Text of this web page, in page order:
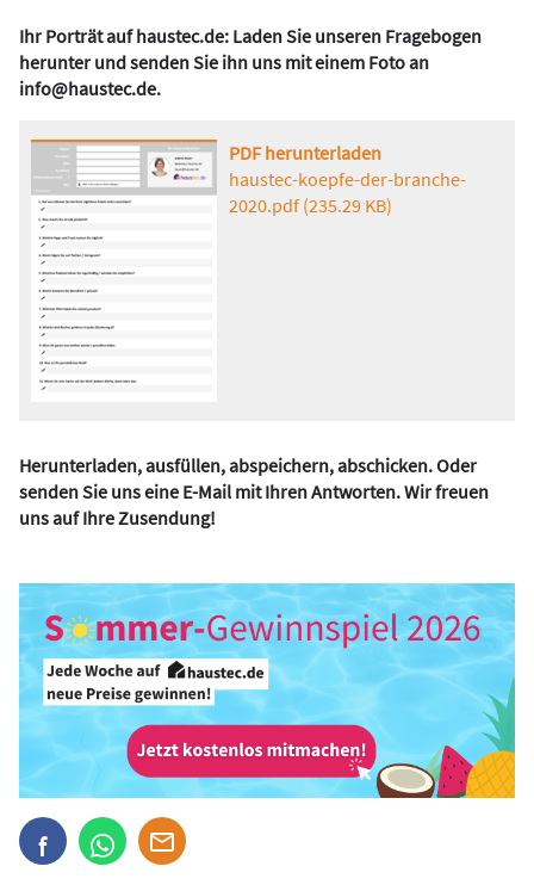
Ihr Porträt auf haustec.de: Laden Sie unseren Fragebogen
herunter und senden Sie ihn uns mit einem Foto an
info@haustec.de.
PDF herunterladen
haustec-koepfe-der-branche-
2020.pdf (235.29 KB)
Herunterladen, ausfüllen, abspeichern, abschicken. Oder
senden Sie uns eine E-Mail mit Ihren Antworten. Wir freuen
uns auf Ihre Zusendung!